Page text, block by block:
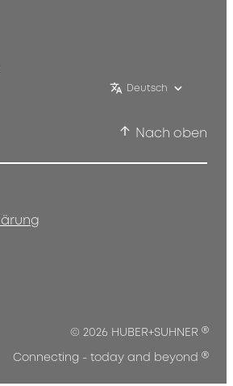
Deutsch
Nach oben
© 2026 HUBER+SUHNER ®
Connecting - today and beyond ®